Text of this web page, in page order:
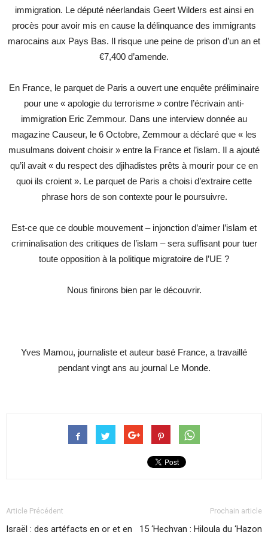
immigration. Le député néerlandais Geert Wilders est ainsi en
procès pour avoir mis en cause la délinquance des immigrants
marocains aux Pays Bas. Il risque une peine de prison d’un an et
‎€7,400 d’amende.
En France, le parquet de Paris a ouvert une enquête préliminaire
pour une « apologie du terrorisme » contre l’écrivain anti-
immigration Eric Zemmour. Dans une interview donnée au
magazine Causeur, le 6 Octobre, Zemmour a déclaré que « les
musulmans doivent choisir » entre la France et l’islam. Il a ajouté
qu’il avait « du respect des djihadistes prêts à mourir pour ce en
quoi ils croient ». Le parquet de Paris a choisi d’extraire cette
phrase hors de son contexte pour le poursuivre.
Est-ce que ce double mouvement – injonction d’aimer l’islam et
criminalisation des critiques de l’islam – sera suffisant pour tuer
toute opposition à la politique migratoire de l’UE ?
Nous finirons bien par le découvrir.
Yves Mamou, journaliste et auteur basé France, a travaillé
pendant vingt ans au journal Le Monde.
Article Précédent
Israël : des artéfacts en or et en
Prochain article
15 ‘Hechvan : Hiloula du ‘Hazon